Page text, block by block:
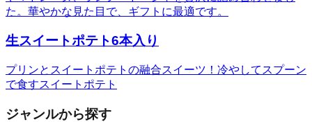
た。華やかな見た目で、ギフトに最適です。
生スイートポテト6本入り
プリンとスイートポテトの融合スイーツ！冷やしてスプーン
で食すスイートポテト
ジャンルから探す